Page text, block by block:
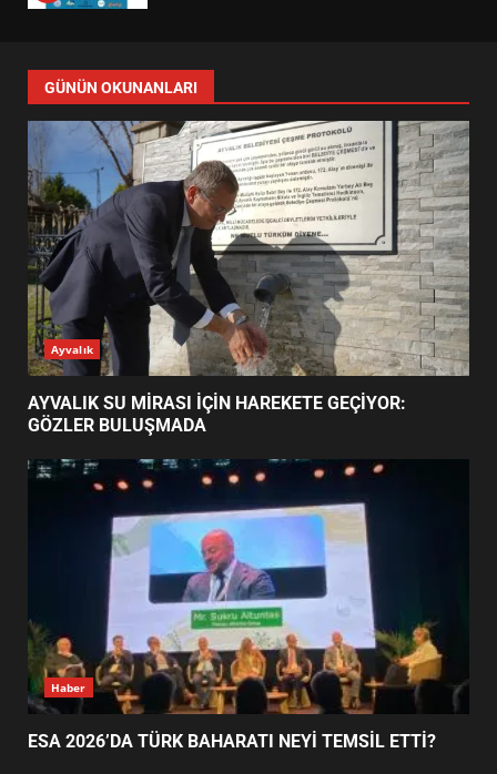
7
YENİ YÖNETİM NASIL
ŞEKİLLENDİ?
1
AYVALIK SU MİRASI İÇİN
HAREKETE GEÇİYOR: GÖZLER
BULUŞMADA
2
ESA 2026’DA TÜRK BAHARATI
NEYİ TEMSİL ETTİ?
EİB’DE KRİTİK ATAMA:
SÜRDÜRÜLEBİLİRLİKTE NE
DEĞİŞECEK?
4
EDREMİT’İN GURURU TÜRKİYE
FİNALİNDE NE BAŞARDI?
GÜNÜN OKUNANLARI
Ayvalık
AYVALIK SU MİRASI İÇİN HAREKETE GEÇİYOR:
GÖZLER BULUŞMADA
Haber
ESA 2026’DA TÜRK BAHARATI NEYİ TEMSİL ETTİ?